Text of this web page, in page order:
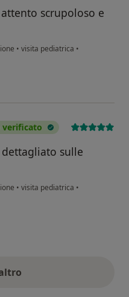
scrupoloso e
• visita pediatrica •
sulle
• visita pediatrica •
di cui sopra